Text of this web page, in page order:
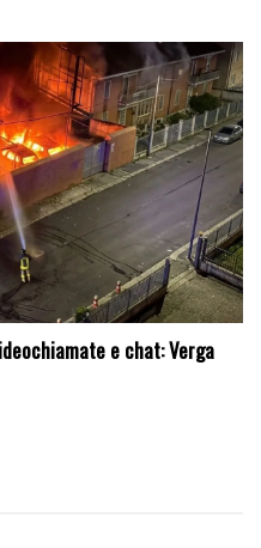
e chat: Verga